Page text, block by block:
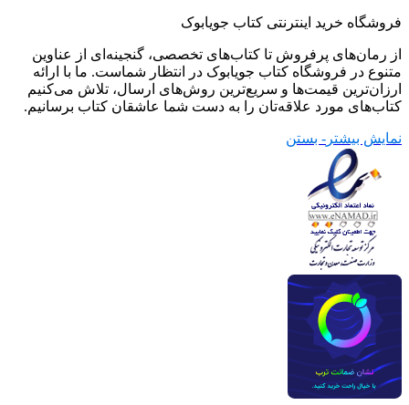
فروشگاه خرید اینترنتی کتاب جویابوک
از رمان‌های پرفروش تا کتاب‌های تخصصی، گنجینه‌ای از عناوین
متنوع در فروشگاه کتاب جویابوک در انتظار شماست. ما با ارائه
ارزان‌ترین قیمت‌ها و سریع‌ترین روش‌های ارسال، تلاش می‌کنیم
کتاب‌های مورد علاقه‌تان را به دست شما عاشقان کتاب برسانیم.
نمایش بیشتر - بستن